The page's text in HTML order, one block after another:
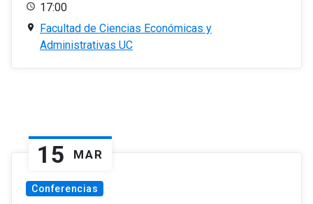
17:00
Facultad de Ciencias Económicas y
Administrativas UC
15 MAR
Conferencias